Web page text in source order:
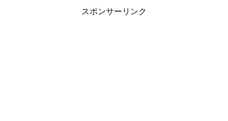
スポンサーリンク